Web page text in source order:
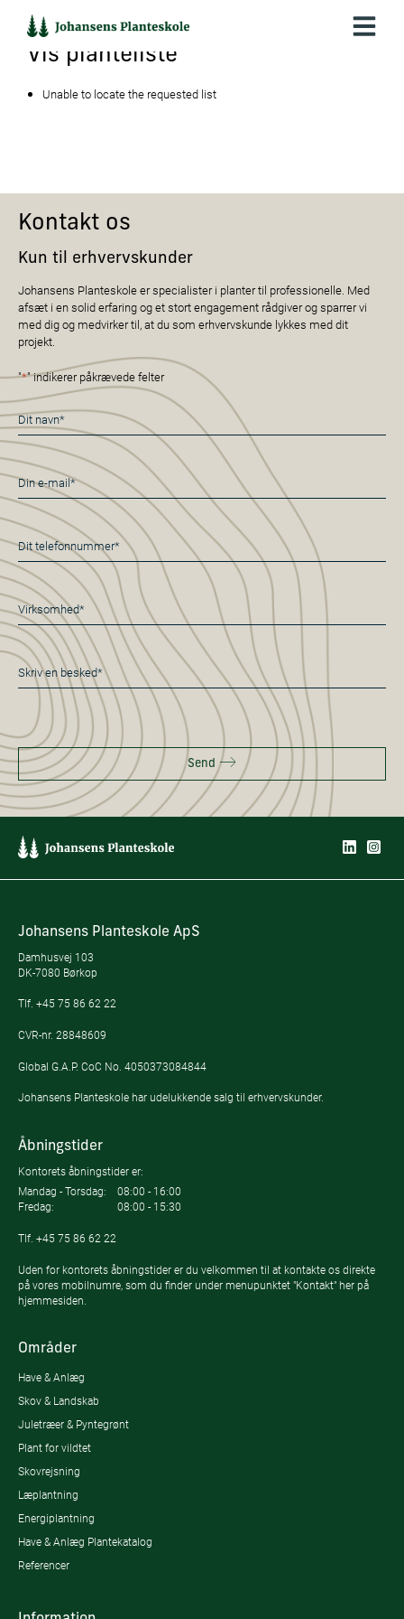
indholdet
Vis planteliste
Unable to locate the requested list
Kontakt os
Kun til erhvervskunder
Johansens Planteskole er specialister i planter til professionelle. Med
afsæt i en solid erfaring og et stort engagement rådgiver og sparrer vi
med dig og medvirker til, at du som erhvervskunde lykkes med dit
projekt.
"*" indikerer påkrævede felter
Navn
*
E-
mail
*
Telefon
*
Virksomhed
*
Besked
*
Send
Johansens Planteskole ApS
Damhusvej 103
DK-7080 Børkop
Tlf. +45 75 86 62 22
CVR-nr. 28848609
Global G.A.P. CoC No. 4050373084844
Johansens Planteskole har udelukkende salg til erhvervskunder.
Åbningstider
Kontorets åbningstider er:
Mandag - Torsdag:
08:00 - 16:00
Fredag:
08:00 - 15:30
Tlf. +45 75 86 62 22
Uden for kontorets åbningstider er du velkommen til at kontakte os direkte
på vores mobilnumre, som du finder under menupunktet "Kontakt" her på
hjemmesiden.
Områder
Have & Anlæg
Skov & Landskab
Juletræer & Pyntegrønt
Plant for vildtet
Skovrejsning
Læplantning
Energiplantning
Have & Anlæg Plantekatalog
Referencer